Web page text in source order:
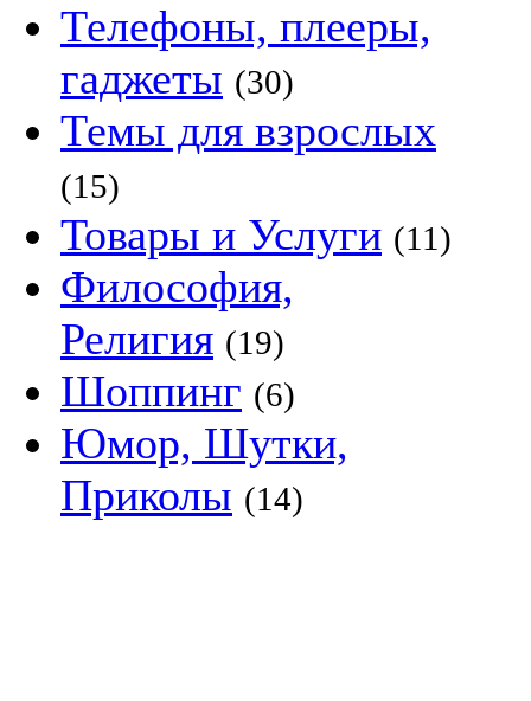
Телефоны, плееры,
гаджеты (30)
Темы для взрослых
(15)
Товары и Услуги (11)
Философия,
Религия (19)
Шоппинг (6)
Юмор, Шутки,
Приколы (14)